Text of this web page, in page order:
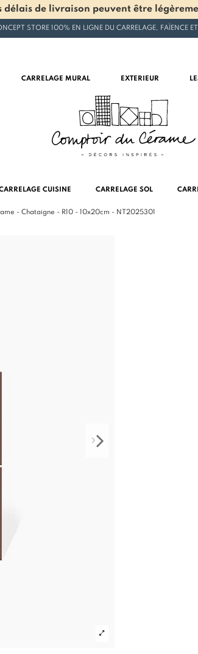
délais de livraison peuvent être
STORE 100% EN LIGNE DU CARRELAGE, FAÏENCE
CARRELAGE MURAL EXTERIEUR
CUISINE CARRELAGE SOL
- Chataigne - R10 - 10x20cm - NT2025301